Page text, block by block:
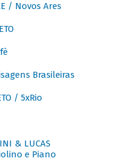
/ Novos Ares
Brasileiras
/ 5xRio
& LUCAS
e Piano